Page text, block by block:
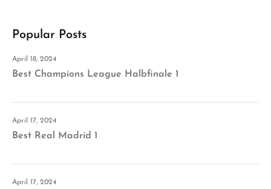
Popular Posts
April 18, 2024
Best Champions League Halbfinale 1
April 17, 2024
Best Real Madrid 1
April 17, 2024